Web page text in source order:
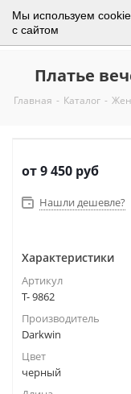
Мы используем
с сайтом
Платье
Главная - Каталог -
от9 450 руб
Нашли дешевле?
Характеристики
Артикул
Т- 9862
Производитель
Darkwin
Цвет
черный